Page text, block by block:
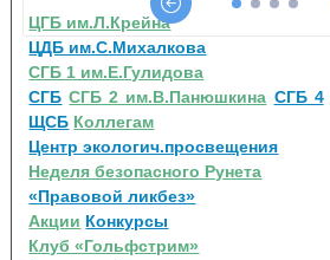
ЦГБ им.Л.Крейна
ЦДБ им.С.Михалкова
СГБ 1 им.Е.Гулидова
СГБ СГБ 2 им.В.Панюшкина СГБ 4
ЩСБ Коллегам
Центр экологич.просвещения
Неделя безопасного Рунета
«Правовой ликбез»
Акции Конкурсы
Клуб «Гольфстрим»